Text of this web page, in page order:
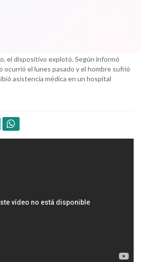
el dispositivo explotó. Según informó
ocurrió el lunes pasado y el hombre sufrió
asistencia médica en un hospital